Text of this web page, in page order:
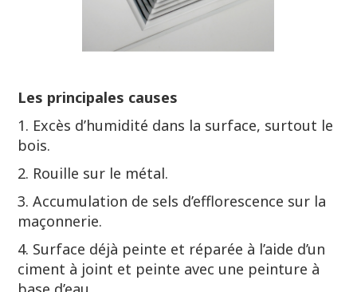
Les principales causes
1. Excès d’humidité dans la surface, surtout le
bois.
2. Rouille sur le métal.
3. Accumulation de sels d’efflorescence sur la
maçonnerie.
4. Surface déjà peinte et réparée à l’aide d’un
ciment à joint et peinte avec une peinture à